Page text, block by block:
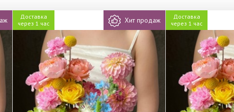
Доставка
через 1 час
Хит продаж
Доставка
через 1 час